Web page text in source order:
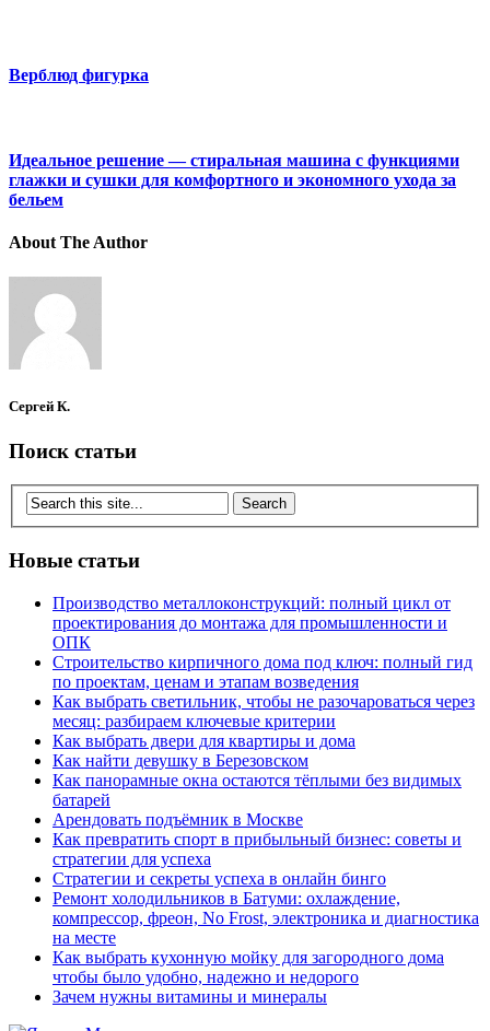
Верблюд фигурка
Идеальное решение — стиральная машина с функциями
глажки и сушки для комфортного и экономного ухода за
бельем
About The Author
Сергей К.
Поиск статьи
Новые статьи
Производство металлоконструкций: полный цикл от
проектирования до монтажа для промышленности и
ОПК
Строительство кирпичного дома под ключ: полный гид
по проектам, ценам и этапам возведения
Как выбрать светильник, чтобы не разочароваться через
месяц: разбираем ключевые критерии
Как выбрать двери для квартиры и дома
Как найти девушку в Березовском
Как панорамные окна остаются тёплыми без видимых
батарей
Арендовать подъёмник в Москве
Как превратить спорт в прибыльный бизнес: советы и
стратегии для успеха
Стратегии и секреты успеха в онлайн бинго
Ремонт холодильников в Батуми: охлаждение,
компрессор, фреон, No Frost, электроника и диагностика
на месте
Как выбрать кухонную мойку для загородного дома
чтобы было удобно, надежно и недорого
Зачем нужны витамины и минералы